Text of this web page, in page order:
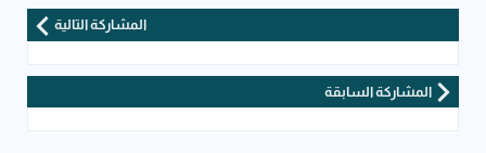
المشاركة التالية
المشاركة السابقة